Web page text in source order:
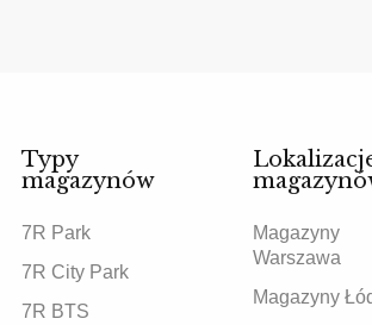
Typy
magazynów
7R Park
7R City Park
7R BTS
Magazyny
Warszawa
Magazyny